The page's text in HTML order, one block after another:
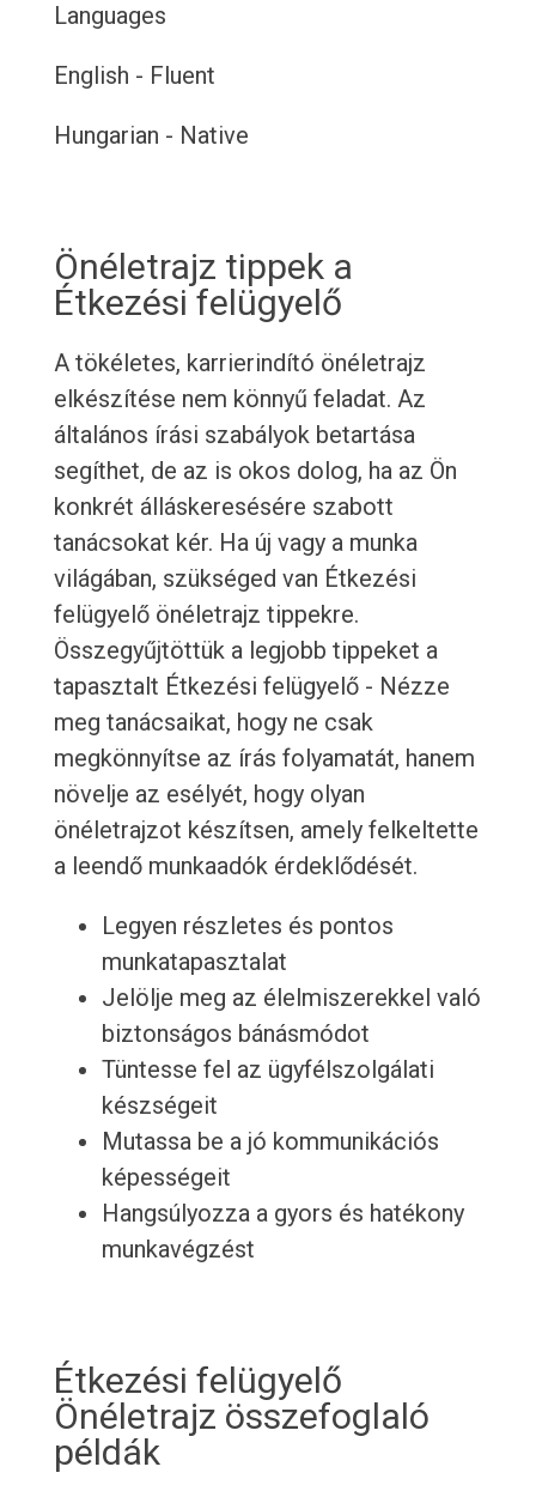
Languages
English - Fluent
Hungarian - Native
Önéletrajz tippek a
Étkezési felügyelő
A tökéletes, karrierindító önéletrajz
elkészítése nem könnyű feladat. Az
általános írási szabályok betartása
segíthet, de az is okos dolog, ha az Ön
konkrét álláskeresésére szabott
tanácsokat kér. Ha új vagy a munka
világában, szükséged van Étkezési
felügyelő önéletrajz tippekre.
Összegyűjtöttük a legjobb tippeket a
tapasztalt Étkezési felügyelő - Nézze
meg tanácsaikat, hogy ne csak
megkönnyítse az írás folyamatát, hanem
növelje az esélyét, hogy olyan
önéletrajzot készítsen, amely felkeltette
a leendő munkaadók érdeklődését.
Legyen részletes és pontos
munkatapasztalat
Jelölje meg az élelmiszerekkel való
biztonságos bánásmódot
Tüntesse fel az ügyfélszolgálati
készségeit
Mutassa be a jó kommunikációs
képességeit
Hangsúlyozza a gyors és hatékony
munkavégzést
Étkezési felügyelő
Önéletrajz összefoglaló
példák